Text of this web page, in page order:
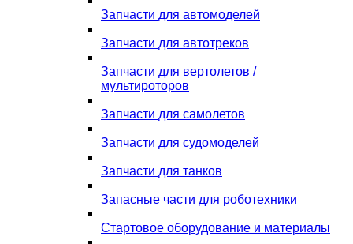
Запчасти для автомоделей
Запчасти для автотреков
Запчасти для вертолетов /
мультироторов
Запчасти для самолетов
Запчасти для судомоделей
Запчасти для танков
Запасные части для роботехники
Стартовое оборудование и материалы